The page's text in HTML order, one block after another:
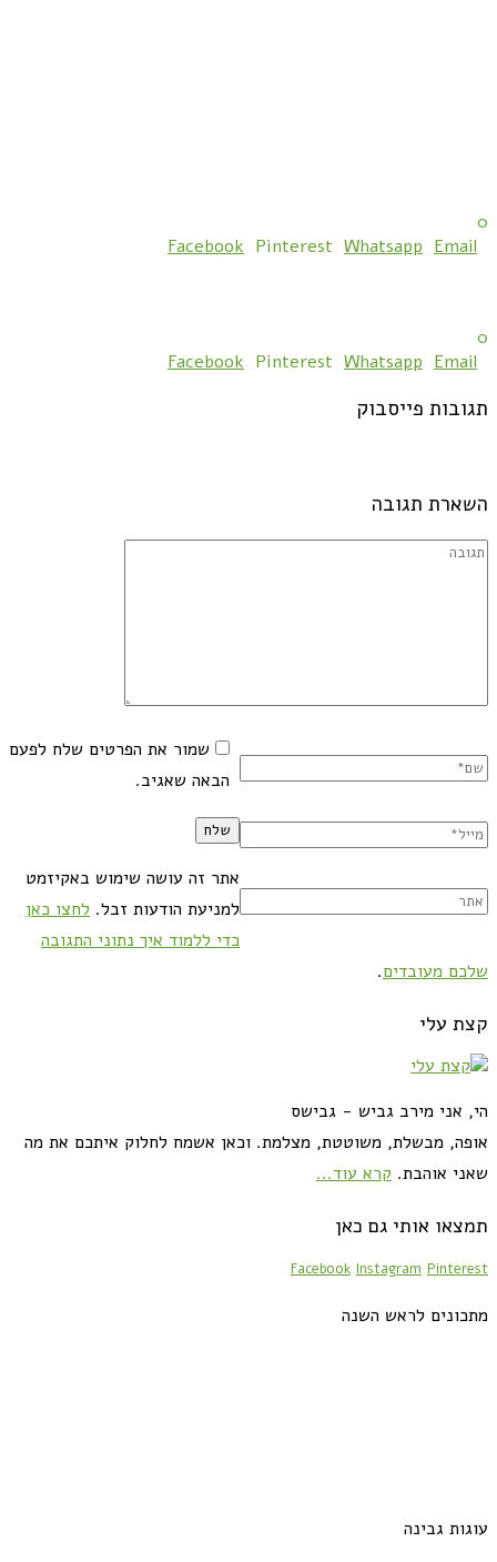
0
Facebook Pinterest Whatsapp Email
0
Facebook Pinterest Whatsapp Email
תגובות פייסבוק
השארת תגובה
שמור את הפרטים שלח לפעם
הבאה שאגיב.
אתר זה עושה שימוש באקיזמט
למניעת הודעות זבל. לחצו כאן
כדי ללמוד איך נתוני התגובה
שלכם מעובדים.
קצת עלי
הי, אני מירב גביש - גבישס
אופה, מבשלת, משוטטת, מצלמת. וכאן אשמח לחלוק איתכם את מה
שאני אוהבת. קרא עוד...
תמצאו אותי גם כאן
Facebook Instagram Pinterest
מתכונים לראש השנה
עוגות גבינה